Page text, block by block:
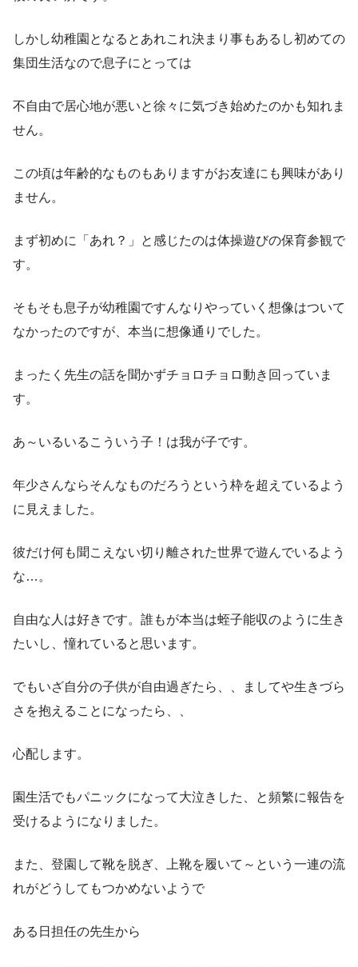
しかし幼稚園となるとあれこれ決まり事もあるし初めての
集団生活なので息子にとっては
不自由で居心地が悪いと徐々に気づき始めたのかも知れま
せん。
この頃は年齢的なものもありますがお友達にも興味があり
ません。
まず初めに「あれ？」と感じたのは体操遊びの保育参観で
す。
そもそも息子が幼稚園ですんなりやっていく想像はついて
なかったのですが、本当に想像通りでした。
まったく先生の話を聞かずチョロチョロ動き回っていま
す。
あ～いるいるこういう子！は我が子です。
年少さんならそんなものだろうという枠を超えているよう
に見えました。
彼だけ何も聞こえない切り離された世界で遊んでいるよう
な…。
自由な人は好きです。誰もが本当は蛭子能収のように生き
たいし、憧れていると思います。
でもいざ自分の子供が自由過ぎたら、、ましてや生きづら
さを抱えることになったら、、
心配します。
園生活でもパニックになって大泣きした、と頻繁に報告を
受けるようになりました。
また、登園して靴を脱ぎ、上靴を履いて～という一連の流
れがどうしてもつかめないようで
ある日担任の先生から